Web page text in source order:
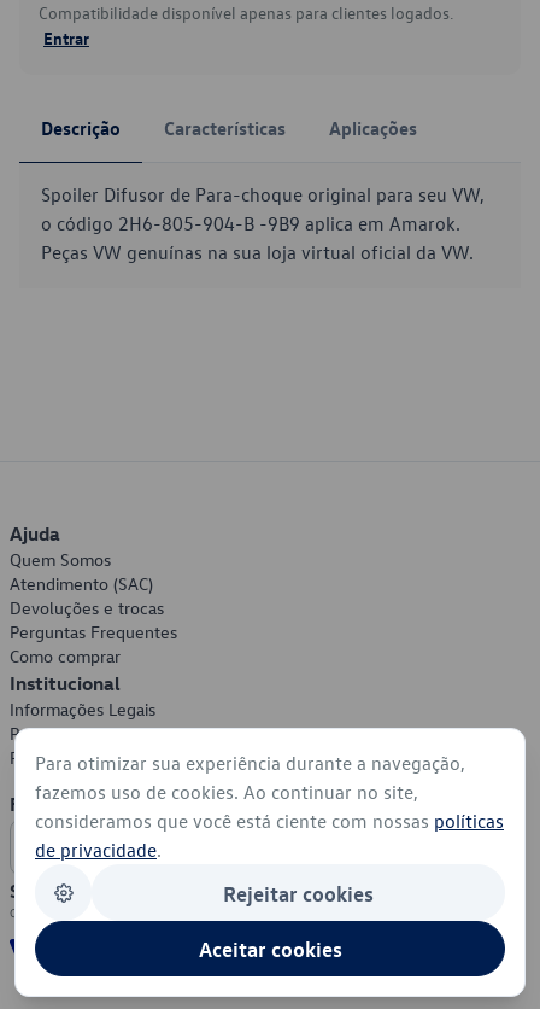
Compatibilidade disponível apenas para clientes logados.
Entrar
Descrição Características Aplicações
Spoiler Difusor de Para-choque original para seu VW,
o código 2H6-805-904-B -9B9 aplica em Amarok.
Peças VW genuínas na sua loja virtual oficial da VW.
Ajuda
Quem Somos
Atendimento (SAC)
Devoluções e trocas
Perguntas Frequentes
Como comprar
Institucional
Informações Legais
Política de Privacidade
Política de Cookies
Formas de Pagamento
Segurança
Para otimizar sua experiência durante a navegação,
fazemos uso de cookies. Ao continuar no site,
consideramos que você está ciente com nossas políticas
de privacidade.
Rejeitar cookies
Aceitar cookies